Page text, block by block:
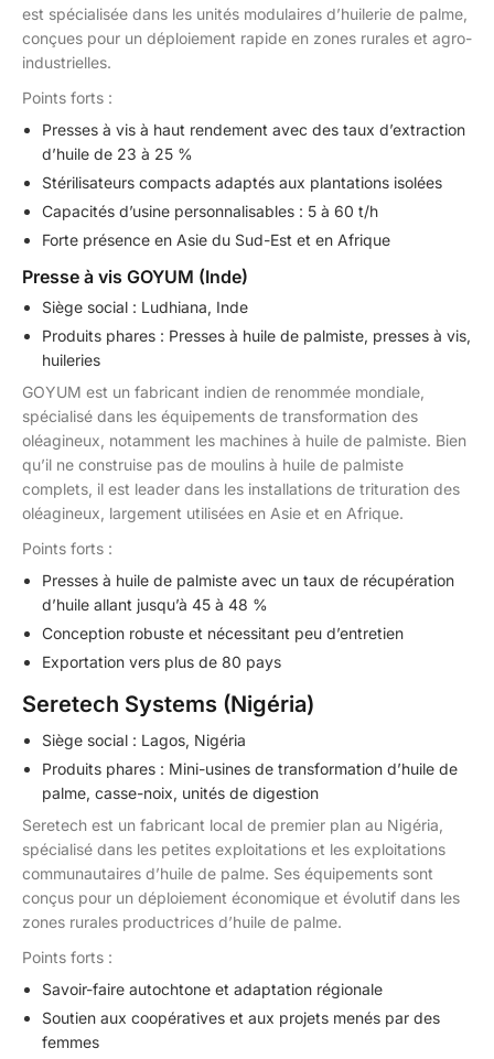
est spécialisée dans les unités modulaires d’huilerie de palme,
conçues pour un déploiement rapide en zones rurales et agro-
industrielles.
Points forts :
Presses à vis à haut rendement avec des taux d’extraction
d’huile de 23 à 25 %
Stérilisateurs compacts adaptés aux plantations isolées
Capacités d’usine personnalisables : 5 à 60 t/h
Forte présence en Asie du Sud-Est et en Afrique
Presse à vis GOYUM (Inde)
Siège social : Ludhiana, Inde
Produits phares : Presses à huile de palmiste, presses à vis,
huileries
GOYUM est un fabricant indien de renommée mondiale,
spécialisé dans les équipements de transformation des
oléagineux, notamment les machines à huile de palmiste. Bien
qu’il ne construise pas de moulins à huile de palmiste
complets, il est leader dans les installations de trituration des
oléagineux, largement utilisées en Asie et en Afrique.
Points forts :
Presses à huile de palmiste avec un taux de récupération
d’huile allant jusqu’à 45 à 48 %
Conception robuste et nécessitant peu d’entretien
Exportation vers plus de 80 pays
Seretech Systems (Nigéria)
Siège social : Lagos, Nigéria
Produits phares : Mini-usines de transformation d’huile de
palme, casse-noix, unités de digestion
Seretech est un fabricant local de premier plan au Nigéria,
spécialisé dans les petites exploitations et les exploitations
communautaires d’huile de palme. Ses équipements sont
conçus pour un déploiement économique et évolutif dans les
zones rurales productrices d’huile de palme.
Points forts :
Savoir-faire autochtone et adaptation régionale
Soutien aux coopératives et aux projets menés par des
femmes